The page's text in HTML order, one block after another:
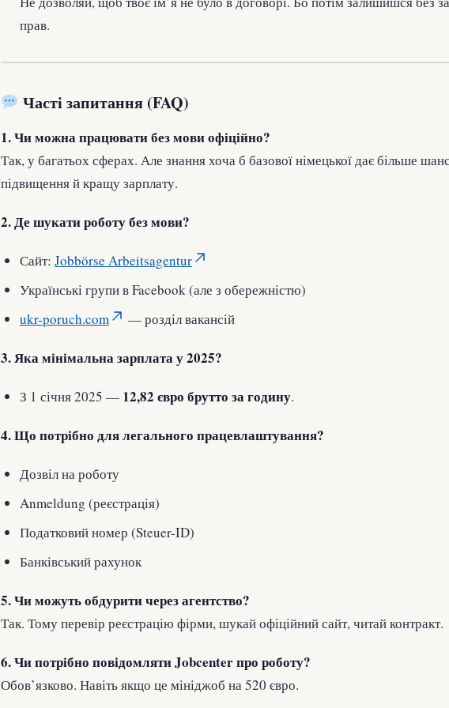
прав.
Часті запитання (FAQ)
1. Чи можна працювати без мови офіційно?
Так, у багатьох сферах. Але знання хоча б базової німецької дає більше
підвищення й кращу зарплату.
2. Де шукати роботу без мови?
Сайт: Jobbörse Arbeitsagentur
Українські групи в Facebook (але з обережністю)
ukr-poruch.com
— розділ вакансій
3. Яка мінімальна зарплата у 2025?
З 1 січня 2025 — 12,82 євро брутто за годину.
4. Що потрібно для легального працевлаштування?
Дозвіл на роботу
Anmeldung (реєстрація)
Податковий номер (Steuer-ID)
Банківський рахунок
5. Чи можуть обдурити через агентство?
Так. Тому перевір реєстрацію фірми, шукай офіційний сайт, читай контракт.
6. Чи потрібно повідомляти Jobcenter про роботу?
Обов’язково. Навіть якщо це мініджоб на 520 євро.